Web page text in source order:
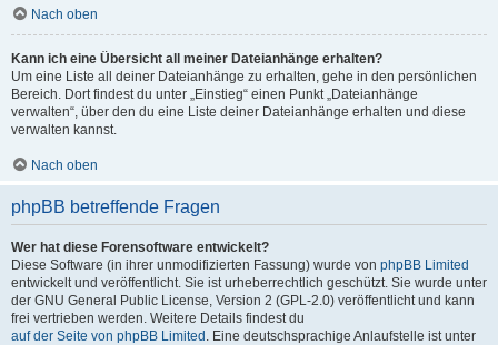
Nach oben
Kann ich eine Übersicht all meiner Dateianhänge erhalten?
Um eine Liste all deiner Dateianhänge zu erhalten, gehe in den persönlichen
Bereich. Dort findest du unter „Einstieg“ einen Punkt „Dateianhänge
verwalten“, über den du eine Liste deiner Dateianhänge erhalten und diese
verwalten kannst.
Nach oben
phpBB betreffende Fragen
Wer hat diese Forensoftware entwickelt?
Diese Software (in ihrer unmodifizierten Fassung) wurde von phpBB Limited
entwickelt und veröffentlicht. Sie ist urheberrechtlich geschützt. Sie wurde unter
der GNU General Public License, Version 2 (GPL-2.0) veröffentlicht und kann
frei vertrieben werden. Weitere Details findest du
auf der Seite von phpBB Limited . Eine deutschsprachige Anlaufstelle ist unter